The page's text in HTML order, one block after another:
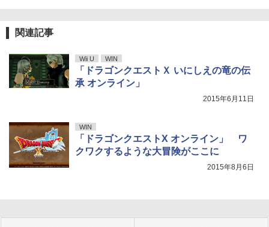
関連記事
Wii U WIN
「ドラゴンクエストＸ いにしえの竜の伝
承 オンライン」
2015年6月11日
WIN
「ドラゴンクエストX オンライン」 ワ
クワクするような大冒険がここに
2015年8月6日